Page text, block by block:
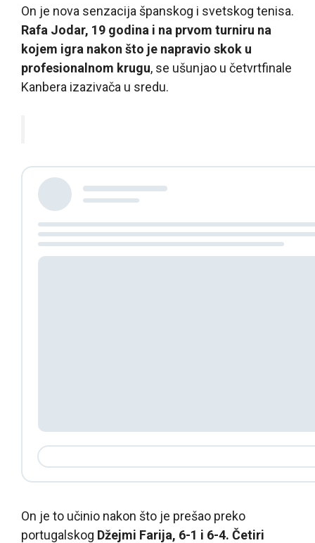
On je nova senzacija španskog i svetskog tenisa.
Rafa Jodar, 19 godina i na prvom turniru na
kojem igra nakon što je napravio skok u
profesionalnom krugu, se ušunjao u četvrtfinale
Kanbera izazivača u sredu.
On je to učinio nakon što je prešao preko
portugalskog Džejmi Farija, 6-1 i 6-4. Četiri